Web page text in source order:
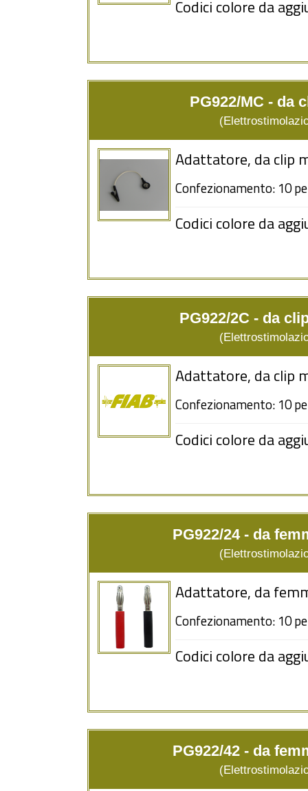
Codici colore da
PG922/MC - da
Adattatore, da clip
Confezionamento: 10
Codici colore da
PG922/2C - da
Adattatore, da clip
Confezionamento: 10
Codici colore da
PG922/24 - da
Adattatore, da
Confezionamento: 10
Codici colore da
PG922/42 - da